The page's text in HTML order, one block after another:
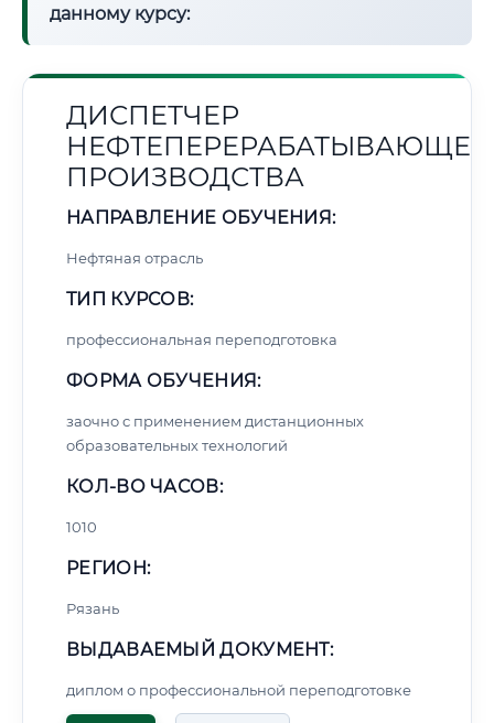
данному курсу:
ДИСПЕТЧЕР
ПРОИЗВОДСТВА
НАПРАВЛЕНИЕ ОБУЧЕНИЯ:
Нефтяная отрасль
ТИП КУРСОВ:
профессиональная переподготовка
ФОРМА ОБУЧЕНИЯ:
заочно с применением дистанционных
образовательных технологий
КОЛ-ВО ЧАСОВ:
1010
РЕГИОН:
Рязань
ВЫДАВАЕМЫЙ ДОКУМЕНТ:
диплом о профессиональной переподготовке